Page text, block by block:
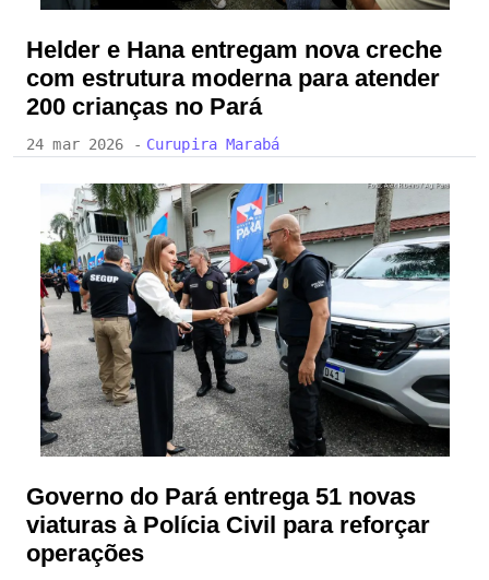
Helder e Hana entregam nova creche
com estrutura moderna para atender
200 crianças no Pará
24 mar 2026 - Curupira Marabá
Governo do Pará entrega 51 novas
viaturas à Polícia Civil para reforçar
operações